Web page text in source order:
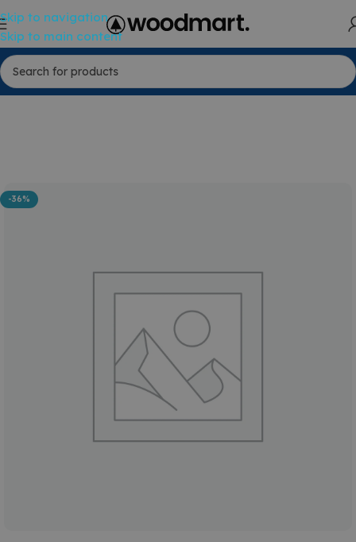
Skip to navigation
Skip to main content
-36%